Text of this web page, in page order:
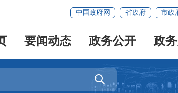
中国政府网 省政府 市政
要闻动态 政务公开 政
